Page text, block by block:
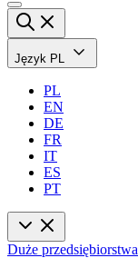
Język PL
PL
EN
DE
FR
IT
ES
PT
Duże przedsiębiorstwa